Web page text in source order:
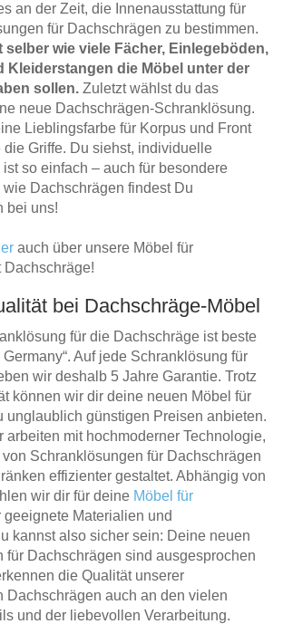
an der Zeit, die Innenausstattung für
für Dachschrägen zu bestimmen.
selber wie viele Fächer, Einlegeböden,
Kleiderstangen die Möbel unter der
sollen. Zuletzt wählst du das
neue Dachschrägen-Schranklösung.
Lieblingsfarbe für Korpus und Front
die Griffe. Du siehst, individuelle
so einfach – auch für besondere
Dachschrägen findest Du
bei uns!
auch über unsere Möbel für
Dachschräge!
bei Dachschräge-Möbel
für die Dachschräge ist beste
Auf jede Schranklösung für
wir deshalb 5 Jahre Garantie. Trotz
können wir dir deine neuen Möbel für
unglaublich günstigen Preisen anbieten.
arbeiten mit hochmoderner Technologie,
Schranklösungen für Dachschrägen
effizienter gestaltet. Abhängig von
wir dir für deine Möbel für
geeignete Materialien und
kannst also sicher sein: Deine neuen
für Dachschrägen sind ausgesprochen
die Qualität unserer
Dachschrägen auch an den vielen
und der liebevollen Verarbeitung.